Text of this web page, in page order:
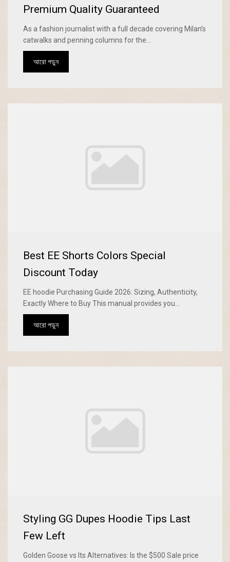
Premium Quality Guaranteed
As a fashion journalist with a full decade covering Milan’s
catwalks and penning columns for the...
আরো পড়ুন
Best EE Shorts Colors Special
Discount Today
EE hoodie Purchasing Guide 2026: Sizing, Authenticity,
Exactly Where to Buy This manual provides you...
আরো পড়ুন
Styling GG Dupes Hoodie Tips Last
Few Left
Golden Goose vs Its Alternatives: Is the $500 Sale price